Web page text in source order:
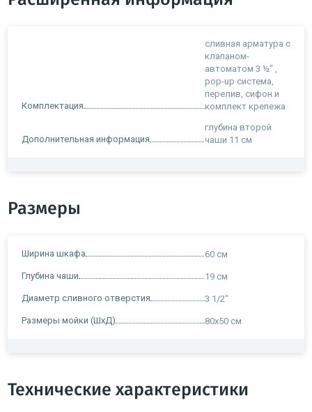
Комплектация
сливная арматура с
клапаном-
автоматом 3 ½" ,
pop-up система,
перелив, сифон и
комплект крепежа
Дополнительная информация
глубина второй
чаши 11 см
Размеры
Ширина шкафа 60 см
Глубина чаши 19 см
Диаметр сливного отверстия 3 1/2"
Размеры мойки (ШxД) 80х50 см
Технические характеристики